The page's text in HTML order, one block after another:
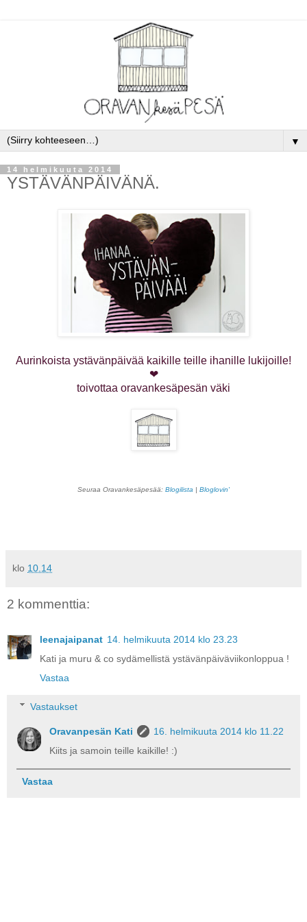
▼
14 helmikuuta 2014
YSTÄVÄNPÄIVÄNÄ.
Aurinkoista ystävänpäivää kaikille teille ihanille lukijoille!
❤
toivottaa oravankesäpesän väki
Seuraa Oravankesäpesää: Blogilista | Bloglovin'
klo 10.14
2 kommenttia:
leenajaipanat 14. helmikuuta 2014 klo 23.23
Kati ja muru & co sydämellistä ystävänpäiväviikonloppua !
Vastaa
Vastaukset
Oravanpesän Kati
16. helmikuuta 2014 klo 11.22
Kiits ja samoin teille kaikille! :)
Vastaa